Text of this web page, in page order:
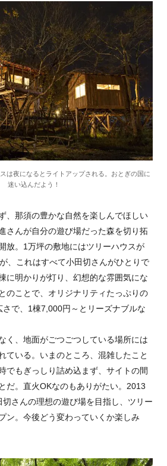
は夜になるとライトアップされる。おとぎの国に
迷い込んだよう！
、那須の豊かな自然を楽しんでほしい
さんが自分の遊び場だった森を切り拓
放。1万坪の敷地にはツリーハウスが
、これはすべて小田切さんがひとりで
に明かりが灯り、幻想的な雰囲気にな
のことで、オリジナリティたっぷりの
で、1棟7,000円～とリーズナブルな
く、地面がごつごつしている場所には
ている。いまのところ、混雑したこと
でもぎっしり詰め込まず、サイトの間
だ。直火OKなのもありがたい。2013
さんの理想の遊び場を目指し、ツリー
ン。今後どう変わっていくか楽しみ